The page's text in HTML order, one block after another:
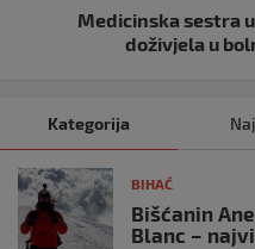
Medicinska sestra
doživjela u
Kategorija
BIHAĆ
Bišćanin
Blanc –